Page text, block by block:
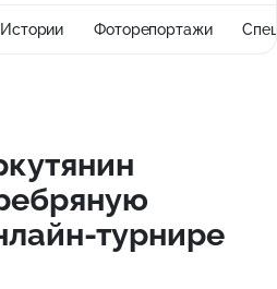
Истории Фоторепортажи
турнире